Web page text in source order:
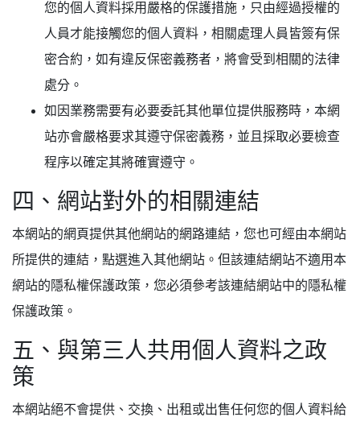
您的個人資料採用嚴格的保護措施，只由經過授權的
人員才能接觸您的個人資料，相關處理人員皆簽有保
密合約，如有違反保密義務者，將會受到相關的法律
處分。
如因業務需要有必要委託其他單位提供服務時，本網
站亦會嚴格要求其遵守保密義務，並且採取必要檢查
程序以確定其將確實遵守。
四、網站對外的相關連結
本網站的網頁提供其他網站的網路連結，您也可經由本網站
所提供的連結，點選進入其他網站。但該連結網站不適用本
網站的隱私權保護政策，您必須參考該連結網站中的隱私權
保護政策。
五、與第三人共用個人資料之政
策
本網站絕不會提供、交換、出租或出售任何您的個人資料給